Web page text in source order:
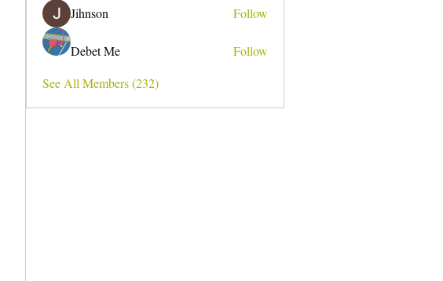
Jihnson
Follow
Debet Me
Follow
See All Members (232)